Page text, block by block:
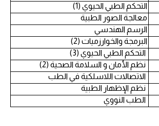
التحكم الطبي الحيوي (1)
معالجة الصور الطبية
الرسم الهندسي
البرمجة والخوارزميات (2)
التحكم الطبي الحيوي (3)
نظم الأمان و السلامة الصحية (2)
الاتصالات اللاسلكية في الطب
نظم الإظهار الطبية
الطب النووي